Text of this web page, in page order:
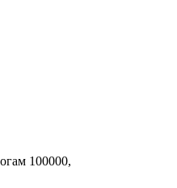
100000,